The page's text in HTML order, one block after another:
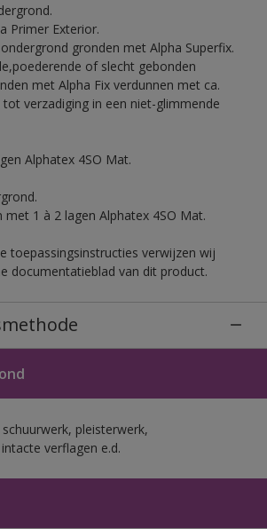
Primer Exterior.
gronden met Alpha Superfix.
of slecht gebonden
met Alpha Fix verdunnen met ca.
verzadiging in een niet-glimmende
Alphatex 4SO Mat.
met 1 à 2 lagen Alphatex 4SO Mat.
toepassingsinstructies verwijzen wij
documentatieblad van dit product.
pleisterwerk,
verflagen e.d.